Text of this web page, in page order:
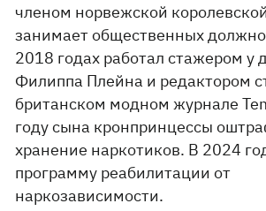
членом норвежской
занимает общественных
2018 годах работал стажером у
Филиппа Плейна и редактором
британском модном журнале
году сына кронпринцессы
хранение наркотиков. В 2024
программу реабилитации от
наркозависимости.